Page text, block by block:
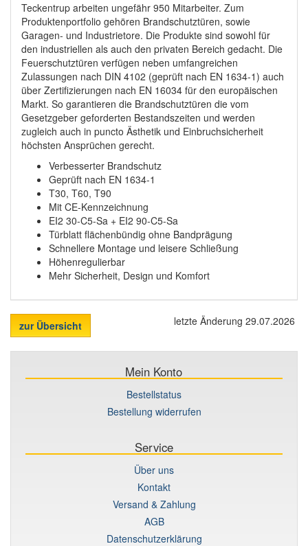
Teckentrup arbeiten ungefähr 950 Mitarbeiter. Zum
Produktenportfolio gehören Brandschutztüren, sowie
Garagen- und Industrietore. Die Produkte sind sowohl für
den industriellen als auch den privaten Bereich gedacht. Die
Feuerschutztüren verfügen neben umfangreichen
Zulassungen nach DIN 4102 (geprüft nach EN 1634-1) auch
über Zertifizierungen nach EN 16034 für den europäischen
Markt. So garantieren die Brandschutztüren die vom
Gesetzgeber geforderten Bestandszeiten und werden
zugleich auch in puncto Ästhetik und Einbruchsicherheit
höchsten Ansprüchen gerecht.
Verbesserter Brandschutz
Geprüft nach EN 1634-1
T30, T60, T90
Mit CE-Kennzeichnung
EI2 30-C5-Sa + EI2 90-C5-Sa
Türblatt flächenbündig ohne Bandprägung
Schnellere Montage und leisere Schließung
Höhenregulierbar
Mehr Sicherheit, Design und Komfort
zur Übersicht letzte Änderung 29.07.2026
Mein Konto
Bestellstatus
Bestellung widerrufen
Service
Über uns
Kontakt
Versand & Zahlung
AGB
Datenschutzerklärung